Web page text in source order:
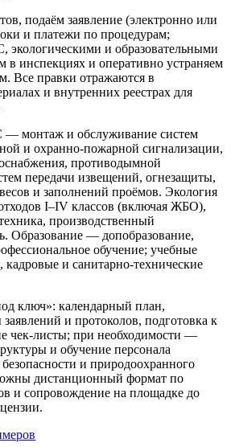
подаём заявление (электронно или
и платежи по процедурам;
экологическими и образовательными
в инспекциях и оперативно устраняем
Все правки отражаются в
и внутренних реестрах для
монтаж и обслуживание систем
и охранно‑пожарной сигнализации,
противодымной
передачи извещений, огнезащиты,
и заполнений проёмов. Экология
I–IV классов (включая ЖБО),
производственный
Образование — допобразование,
обучение; учебные
и санитарно‑технические
ключ»: календарный план,
заявлений и протоколов, подготовка к
чек‑листы; при необходимости —
и обучение персонала
и природоохранного
дистанционный формат по
и сопровождение на площадке до